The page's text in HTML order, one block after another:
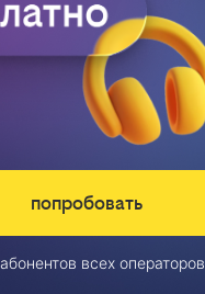
попробовать
всех операторов